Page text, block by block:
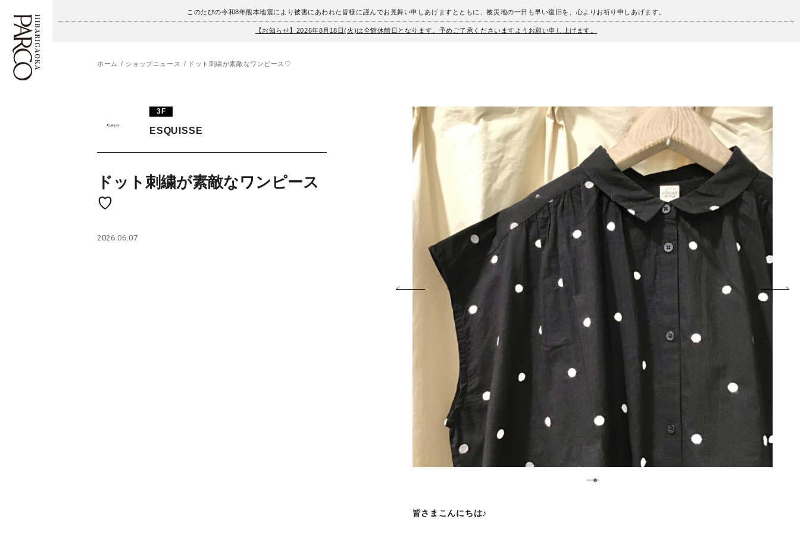
このたびの令和8年熊本地震により被害にあわれた皆様に謹んでお見舞い申しあげますとともに、被災地の一日も早い復旧を、心よりお祈り申しあげます。
【お知らせ】2026年8月18日(火)は全館休館日となります。予めご了承くださいますようお願い申し上げます。
施設案内・アクセス
レストラン・カフェ
TAX FREE
ภาษาไทย
ホーム ショップニュース ドット刺繍が素敵なワンピース♡
3F
ESQUISSE
ドット刺繍が素敵なワンピース
♡
2026.06.07
12345
皆さまこんにちは♪